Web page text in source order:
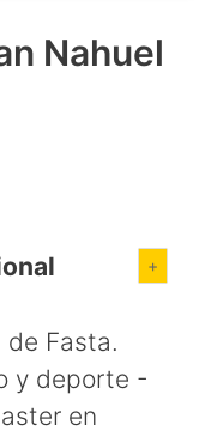
Nahuel
de Fasta.
y deporte -
en